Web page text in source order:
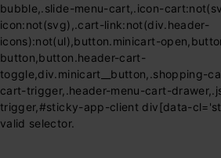
bubble,.slide-menu-cart,.icon-
icon:not(svg),.cart-link:not(div.header-
icons):not(ul),button.minicart-
button,button.header-cart-
toggle,div.minicart__button,.shopping-
cart-trigger,.header-menu-cart-
trigger,#sticky-app-client div[data-
valid selector.